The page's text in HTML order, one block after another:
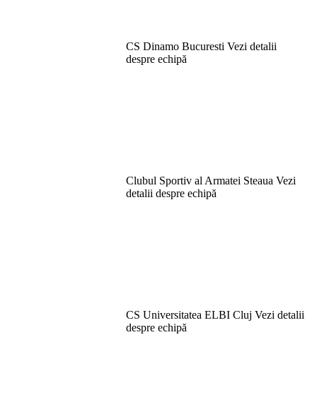
CS Dinamo Bucuresti Vezi detalii
despre echipă
Clubul Sportiv al Armatei Steaua Vezi
detalii despre echipă
CS Universitatea ELBI Cluj Vezi detalii
despre echipă